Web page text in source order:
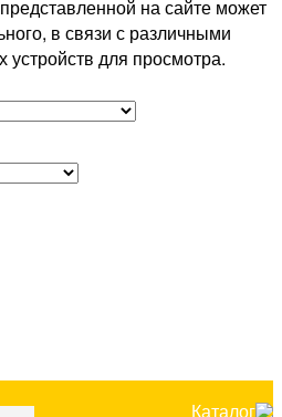
на сайте может
в связи с различными
устройств для просмотра.
Каталог